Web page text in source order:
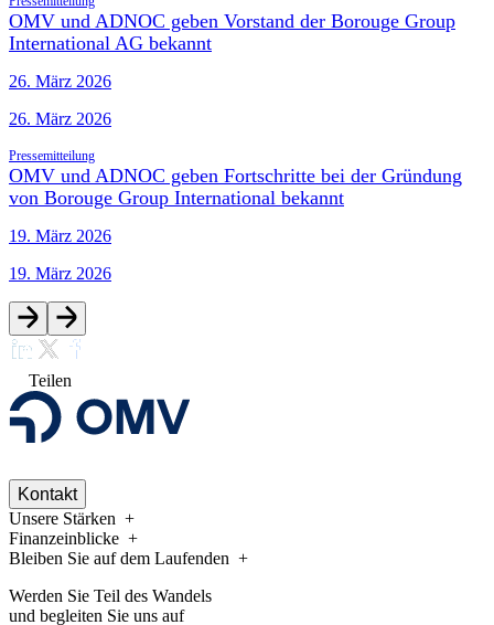
OMV und ADNOC geben Vorstand der Borouge Group
International AG bekannt
26. März 2026
26. März 2026
Pressemitteilung
OMV und ADNOC geben Fortschritte bei der Gründung
von Borouge Group International bekannt
19. März 2026
19. März 2026
Teilen
Kontakt
Unsere Stärken
Finanzeinblicke
Bleiben Sie auf dem Laufenden
Werden Sie Teil des Wandels
und begleiten Sie uns auf